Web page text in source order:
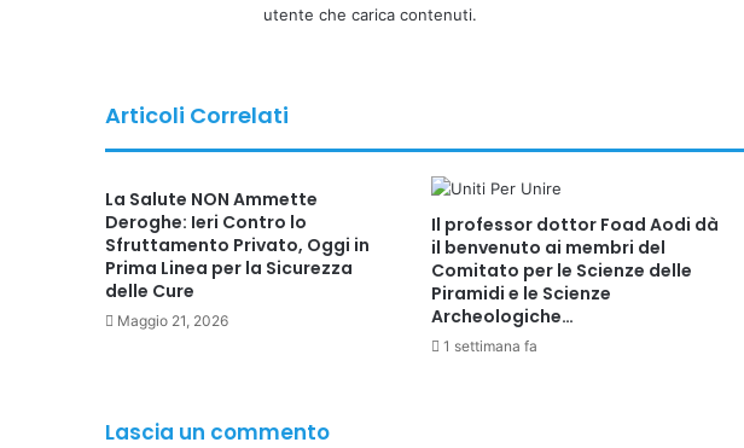
utente che carica contenuti.
Articoli Correlati
La Salute NON Ammette
Deroghe: Ieri Contro lo
Sfruttamento Privato, Oggi in
Prima Linea per la Sicurezza
delle Cure
Maggio 21, 2026
Il professor dottor Foad Aodi dà
il benvenuto ai membri del
Comitato per le Scienze delle
Piramidi e le Scienze
Archeologiche…
1 settimana fa
Lascia un commento